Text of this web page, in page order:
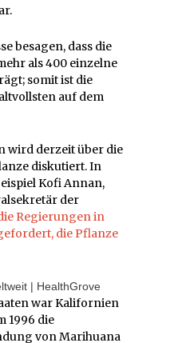
besagen, dass die
als 400 einzelne
somit ist die
auf dem
wird derzeit über die
diskutiert. In
Kofi Annan,
der
Regierungen in
die Pflanze
| HealthGrove
war Kalifornien
1996 die
von Marihuana